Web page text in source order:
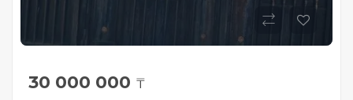
30 000 000 ₸